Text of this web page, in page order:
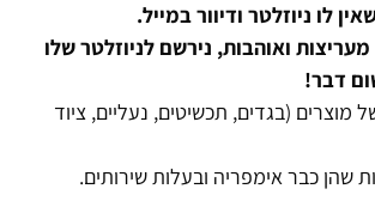
לו ניוזלטר ודיוור במייל.
ואוהבות, נירשם לניוזלטר שלו
דבר!
מוצרים (בגדים, תכשיטים, נעליים, ציוד
שהן כבר אימפריה ובעלות שירותים.